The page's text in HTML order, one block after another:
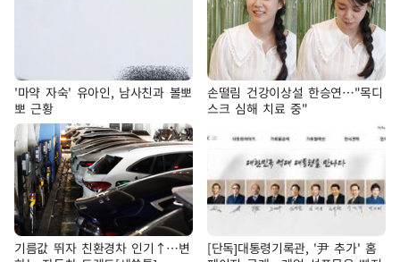
'마약 자숙' 유아인, 남사친과 볼뽀
뽀 근황
손떨림 건강이상설 한승연…"목디
스크 심해 치료 중"
기름값 뛰자 친환경차 인기↑…변
[단독]대통령기록관, '尹 추가' 홈